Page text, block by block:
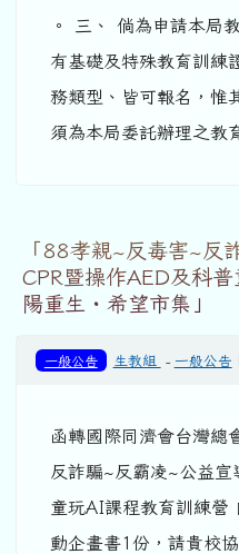
。 三、 倘為申請本局
有基礎及特殊教育訓練
務類型、皆可報名，惟
須為本局委託辦理之教
「88孝親~反毒害~反
CPR暨操作AED及科
陽重生・希望市集」
一般公告 生教組 - 一般公告
函轉國際同濟會台灣總
反詐騙~反霸凌~公益宣
童玩AI課程教育訓練營
動企畫書1份，請貴校